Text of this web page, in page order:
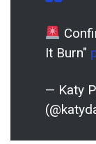
It Burn"
— Katy